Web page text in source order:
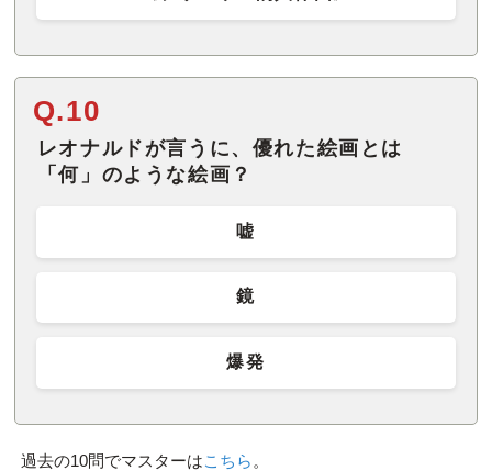
Q.10
レオナルドが言うに、優れた絵画とは
「何」のような絵画？
嘘
鏡
爆発
過去の10問でマスターはこちら 。